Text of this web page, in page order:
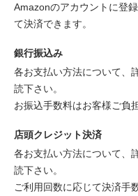
Amazonのアカウントに登
て決済できます。
銀行振込み
各お支払い方法について、
読下さい。
お振込手数料はお客様ご負
店頭クレジット決済
各お支払い方法について、
読下さい。
ご利用回数に応じて決済手